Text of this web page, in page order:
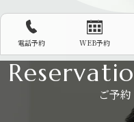
電話予約 WEB予約
ご予